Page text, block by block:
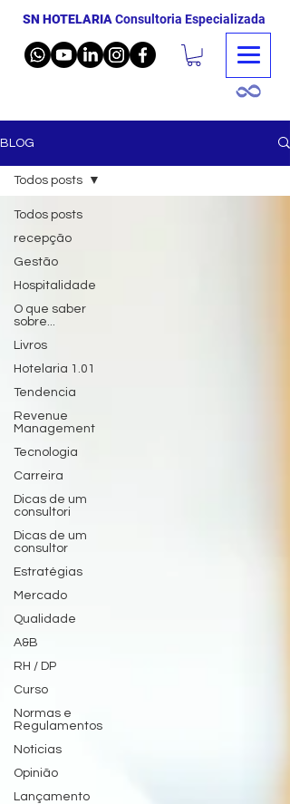
SN HOTELARIA Consultoria Especializada
BLOG
Todos posts
recepção
Gestão
Hospitalidade
O que saber
sobre...
Livros
Hotelaria 1.01
Tendencia
Revenue
Management
Tecnologia
Carreira
Dicas de um
consultori
Dicas de um
consultor
Estratégias
Mercado
Qualidade
A&B
RH / DP
Curso
Normas e
Regulamentos
Noticias
Opinião
Lançamento
Todos posts